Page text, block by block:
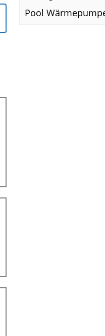
Pool